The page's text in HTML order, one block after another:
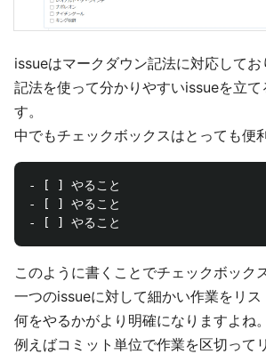
issueはマークダウン記法に対応して
記法を使って分かりやすいissueを立
す。
中でもチェックボックスはとっても便利
- [ ] やること
- [ ] やること
このように書くことでチェックボック
一つのissueに対して細かい作業をリス
何をやるかがより明確になりますよね。
例えばコミット単位で作業を区切って